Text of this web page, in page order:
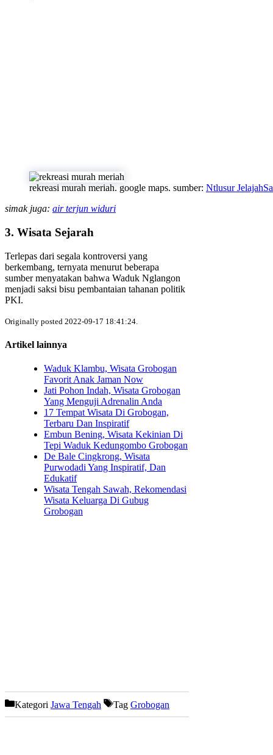
rekreasi murah meriah. google maps. sumber: Ntlusur
simak juga: air terjun widuri
3. Wisata Sejarah
Terlepas dari segala kontroversi yang
berkembang, ternyata menurut beberapa
sumber menyatakan bahwa Waduk Nglangon
menjadi saksi bisu pembantaian tahanan politik
PKI.
Originally posted 2022-09-17 18:41:24.
Artikel lainnya
Waduk Klambu, Wisata Grobogan
Favorit Anak Jaman Now
Jati Pohon Indah, Wisata Grobogan
Yang Menguji Adrenalin Anda
17 Tempat Wisata Di Grobogan,
Terbaru Dan Inspiratif
Embun Bening, Wisata Kekinian Di
Tepi Waduk Kedungombo Grobogan
De Bale Cingkrong, Wisata
Purwodadi Yang Inspiratif, Dan
Edukatif
Wisata Tengah Sawah, Rekomendasi
Wisata Keluarga Di Gubug
Grobogan
Kategori Jawa Tengah Tag Grobogan